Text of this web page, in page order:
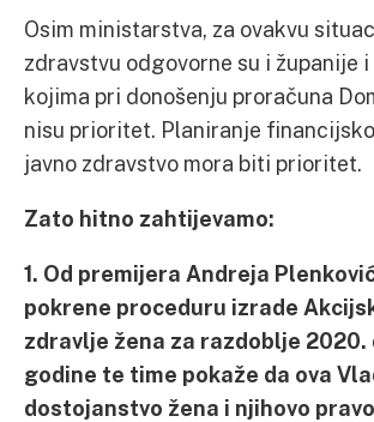
Osim ministarstva, za ovakvu
zdravstvu odgovorne su i županije
kojima pri donošenju proračuna
nisu prioritet. Planiranje
javno zdravstvo mora biti prioritet.
Zato hitno zahtijevamo:
1. Od premijera Andreja
pokrene proceduru izrade
zdravlje žena za razdoblje 2020.
godine te time pokaže da ova
dostojanstvo žena i njihovo